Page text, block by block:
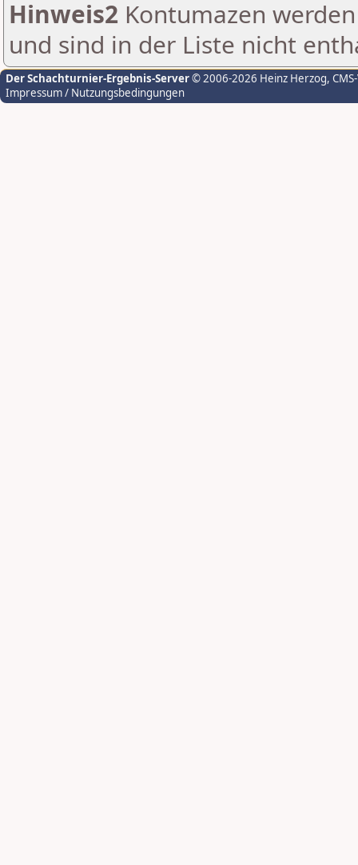
Hinweis2 Kontumazen
und sind in der Liste nicht
Der Schachturnier-Ergebnis-Server© 2006-2026 Heinz Herzog,
Impressum / Nutzungsbedingungen